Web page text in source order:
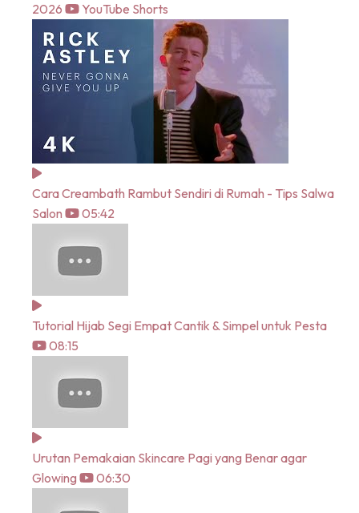
2026
YouTube Shorts
Cara Creambath Rambut Sendiri di Rumah - Tips Salwa
Salon
05:42
Tutorial Hijab Segi Empat Cantik & Simpel untuk Pesta
08:15
Urutan Pemakaian Skincare Pagi yang Benar agar
Glowing
06:30